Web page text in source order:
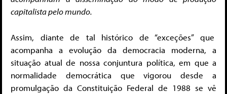
capitalista pelo mundo.
Assim, diante de tal histórico de “exceções” que
acompanha a evolução da democracia moderna, a
situação atual de nossa conjuntura política, em que a
normalidade democrática que vigorou desde a
promulgação da Constituição Federal de 1988 se vê